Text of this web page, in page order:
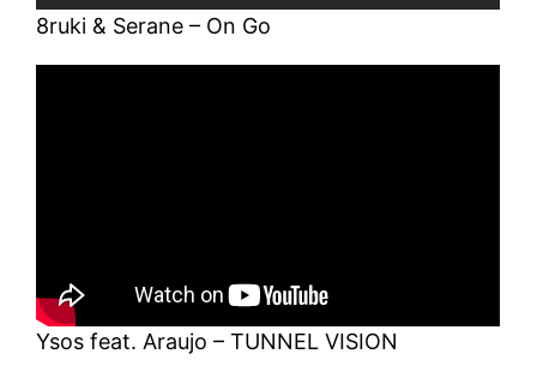
8ruki & Serane – On Go
Ysos feat. Araujo – TUNNEL VISION